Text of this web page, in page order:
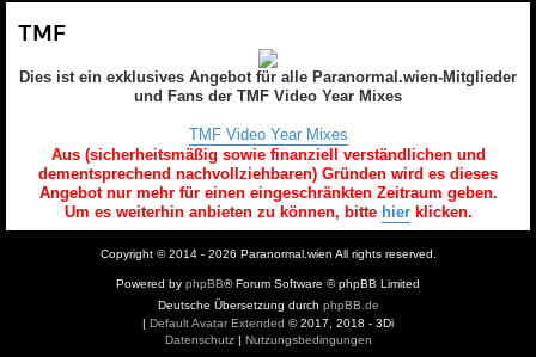
TMF
Dies ist ein exklusives Angebot für alle Paranormal.wien-Mitglieder
und Fans der TMF Video Year Mixes
TMF Video Year Mixes
Aus (sicherheitsmäßig sowie finanziell verständlichen und
dementsprechend nachvollziehbaren) Gründen wird es dieses
Angebot nur mehr für einen eingeschränkten Zeitraum geben.
Um es weiterhin anbieten zu können, bitte hierklicken.
Copyright © 2014 - 2026 Paranormal.wien All rights reserved.
Powered by phpBB® Forum Software © phpBB Limited
Deutsche Übersetzung durch phpBB.de
| Default Avatar Extended © 2017, 2018 - 3Di
Datenschutz| Nutzungsbedingungen